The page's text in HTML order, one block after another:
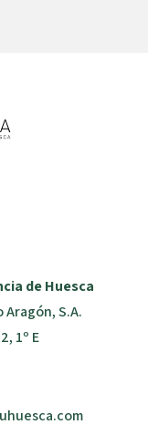
de Huesca
S.A.
1º E